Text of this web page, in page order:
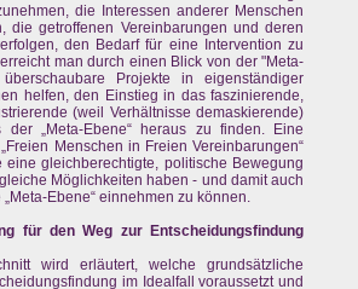
die Interessen anderer Menschen
die getroffenen Vereinbarungen und deren
den Bedarf für eine Intervention zu
man durch einen Blick von der "Meta-
Projekte in eigenständiger
helfen, den Einstieg in das faszinierende,
(weil Verhältnisse demaskierende)
der „Meta-Ebene“ heraus zu finden. Eine
Menschen in Freien Vereinbarungen“
eine gleichberechtigte, politische Bewegung
Möglichkeiten haben - und damit auch
Ebene“ einnehmen zu können.
für den Weg zur Entscheidungsfindung
wird erläutert, welche grundsätzliche
im Idealfall voraussetzt und